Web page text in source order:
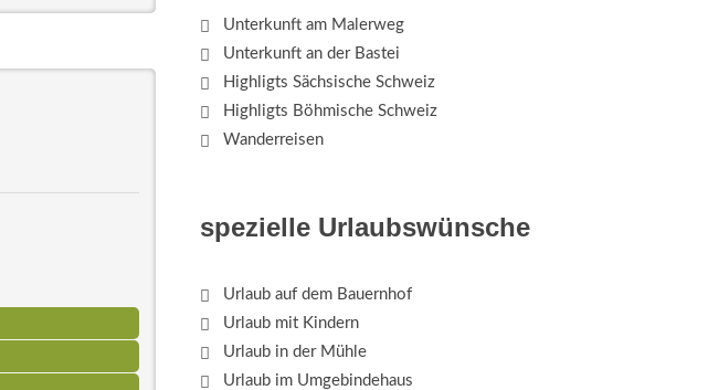
Unterkunft am Malerweg
Unterkunft an der Bastei
Highligts Sächsische Schweiz
Highligts Böhmische Schweiz
Wanderreisen
spezielle Urlaubswünsche
Urlaub auf dem Bauernhof
Urlaub mit Kindern
Urlaub in der Mühle
Urlaub im Umgebindehaus